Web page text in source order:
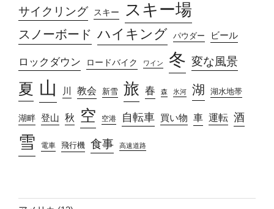
サイクリング スキー スキー場
スノーボード ハイキング パウダー ビール
ロックダウン ロードバイク ワイン 冬 変な風景
夏 山 川 教会 新雪 旅 春 森 氷河 湖 湖水地帯
湖畔 登山 秋 空 空港 自転車 買い物 車 運転 酒
雪 電車 飛行機 食事 高速道路